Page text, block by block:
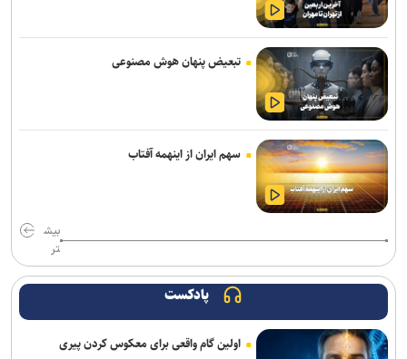
تبعیض پنهان هوش مصنوعی
سهم ایران از اینهمه آفتاب
بیش
تر
پادکست
اولین گام واقعی برای معکوس کردن پیری